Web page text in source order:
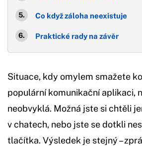
Co když záloha neexistuje
Praktické rady na závěr
Situace, kdy omylem smažete
populární komunikační aplikaci,
neobvyklá. Možná jste si chtěli
v chatech, nebo jste se dotkli
tlačítka. Výsledek je stejný –